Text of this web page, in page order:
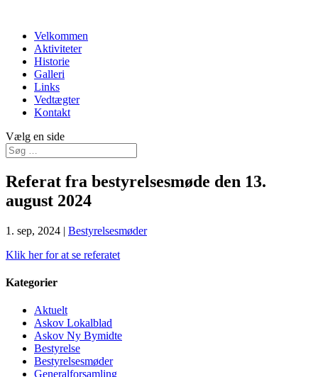
Velkommen
Aktiviteter
Historie
Galleri
Links
Vedtægter
Kontakt
Vælg en side
Referat fra bestyrelsesmøde den 13.
august 2024
1. sep, 2024 | Bestyrelsesmøder
Klik her for at se referatet
Kategorier
Aktuelt
Askov Lokalblad
Askov Ny Bymidte
Bestyrelse
Bestyrelsesmøder
Generalforsamling